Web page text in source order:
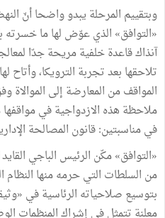
وبتقييم المرحلة يبدو واضحا أنّ
«التوافق» الذي عوّض لها ما خسرته
آنذاك قاعدة خلفية مريحة جدّا
تلاحقها بعد تجربة الترويكا، وأتاح
المواقف من المعارضة إلى الموالاة
ملاحظة هذه الازدواجية في
في مناسبتين: قانون المصالحة
«التوافق» مكّن الرئيس الباجي
من السلطات التي حرمه منها النظام